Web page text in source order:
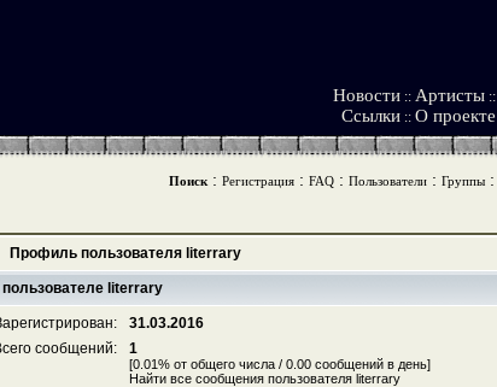
Новости :: Артисты ::
Ссылки :: О проекте
Поиск: Регистрация: FAQ: Пользователи: Группы:
Профиль пользователя literrary
literrary
31.03.2016
сообщений:
1
[0.01% от общего числа / 0.00 сообщений в день]
Найти все сообщения пользователя literrary